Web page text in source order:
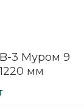
3 Муром 9
мм